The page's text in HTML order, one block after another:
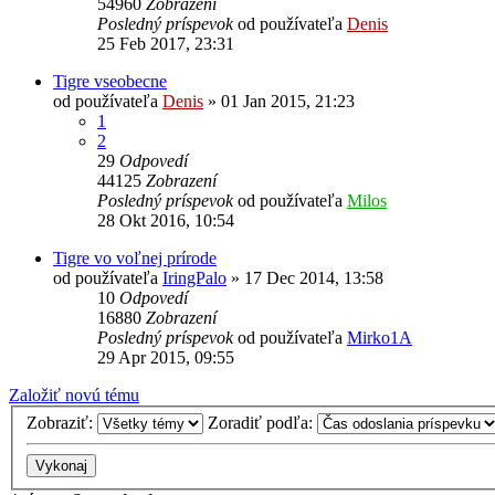
Posledný príspevokod používateľa Denis
25 Feb 2017, 23:31
Tigre vseobecne
od používateľa Denis » 01 Jan 2015, 21:23
1
2
29 Odpovedí
44125 Zobrazení
Posledný príspevokod používateľa Milos
28 Okt 2016, 10:54
Tigre vo voľnej prírode
od používateľa IringPalo » 17 Dec 2014, 13:58
10 Odpovedí
16880 Zobrazení
Posledný príspevokod používateľa Mirko1A
29 Apr 2015, 09:55
Založiť novú tému
Zobraziť:
Zoradiť podľa: